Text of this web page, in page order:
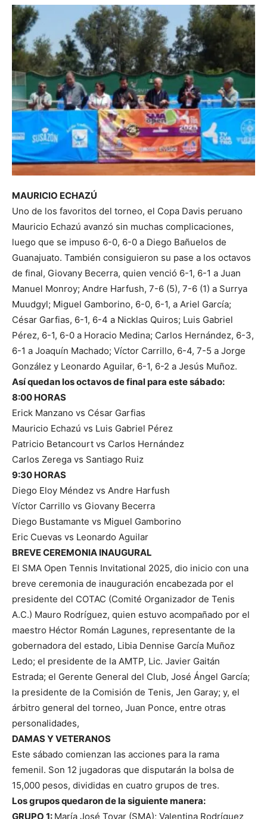
MAURICIO ECHAZÚ
Uno de los favoritos del torneo, el Copa Davis peruano
Mauricio Echazú avanzó sin muchas complicaciones,
luego que se impuso 6-0, 6-0 a Diego Bañuelos de
Guanajuato. También consiguieron su pase a los octavos
de final, Giovany Becerra, quien venció 6-1, 6-1 a Juan
Manuel Monroy; Andre Harfush, 7-6 (5), 7-6 (1) a Surrya
Muudgyl; Miguel Gamborino, 6-0, 6-1, a Ariel García;
César Garfias, 6-1, 6-4 a Nicklas Quiros; Luis Gabriel
Pérez, 6-1, 6-0 a Horacio Medina; Carlos Hernández, 6-3,
6-1 a Joaquín Machado; Víctor Carrillo, 6-4, 7-5 a Jorge
González y Leonardo Aguilar, 6-1, 6-2 a Jesús Muñoz.
Así quedan los octavos de final para este sábado:
8:00 HORAS
Erick Manzano vs César Garfias
Mauricio Echazú vs Luis Gabriel Pérez
Patricio Betancourt vs Carlos Hernández
Carlos Zerega vs Santiago Ruiz
9:30 HORAS
Diego Eloy Méndez vs Andre Harfush
Víctor Carrillo vs Giovany Becerra
Diego Bustamante vs Miguel Gamborino
Eric Cuevas vs Leonardo Aguilar
BREVE CEREMONIA INAUGURAL
El SMA Open Tennis Invitational 2025, dio inicio con una
breve ceremonia de inauguración encabezada por el
presidente del COTAC (Comité Organizador de Tenis
A.C.) Mauro Rodríguez, quien estuvo acompañado por el
maestro Héctor Román Lagunes, representante de la
gobernadora del estado, Libia Dennise García Muñoz
Ledo; el presidente de la AMTP, Lic. Javier Gaitán
Estrada; el Gerente General del Club, José Ángel García;
la presidente de la Comisión de Tenis, Jen Garay; y, el
árbitro general del torneo, Juan Ponce, entre otras
personalidades,
DAMAS Y VETERANOS
Este sábado comienzan las acciones para la rama
femenil. Son 12 jugadoras que disputarán la bolsa de
15,000 pesos, divididas en cuatro grupos de tres.
Los grupos quedaron de la siguiente manera:
GRUPO 1: María José Tovar (SMA); Valentina Rodríguez